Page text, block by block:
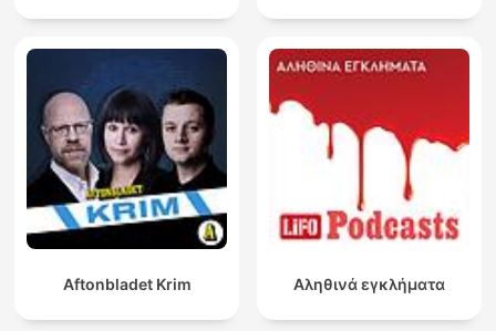
Aftonbladet Krim Αληθινά εγκλήματα